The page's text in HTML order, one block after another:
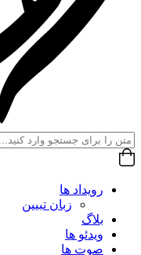
رویداد ها
زبان تبیین
بلاگ
ویدئو ها
صوت ها